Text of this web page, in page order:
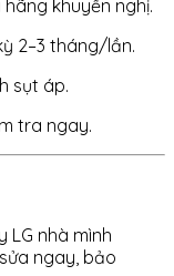
khuyến nghị.
2–3 tháng/lần.
sụt áp.
tra ngay.
LG nhà mình
ngay, bảo